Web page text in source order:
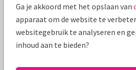
Mooie extra's bij je kaart
Ga je akkoord met het opslaan van
apparaat om de website te
websitegebruik te analyseren en
inhoud aan te bieden?